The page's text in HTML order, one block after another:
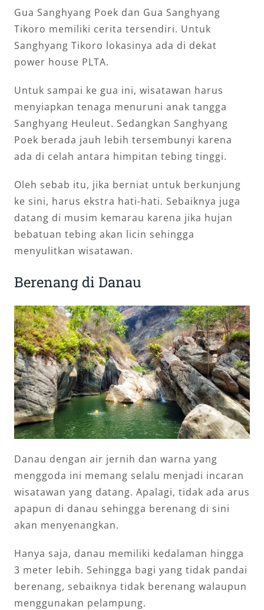
Gua Sanghyang Poek dan Gua Sanghyang
Tikoro memiliki cerita tersendiri. Untuk
Sanghyang Tikoro lokasinya ada di dekat
power house PLTA.
Untuk sampai ke gua ini, wisatawan harus
menyiapkan tenaga menuruni anak tangga
Sanghyang Heuleut. Sedangkan Sanghyang
Poek berada jauh lebih tersembunyi karena
ada di celah antara himpitan tebing tinggi.
Oleh sebab itu, jika berniat untuk berkunjung
ke sini, harus ekstra hati-hati. Sebaiknya juga
datang di musim kemarau karena jika hujan
bebatuan tebing akan licin sehingga
menyulitkan wisatawan.
Berenang di Danau
Danau dengan air jernih dan warna yang
menggoda ini memang selalu menjadi incaran
wisatawan yang datang. Apalagi, tidak ada arus
apapun di danau sehingga berenang di sini
akan menyenangkan.
Hanya saja, danau memiliki kedalaman hingga
3 meter lebih. Sehingga bagi yang tidak pandai
berenang, sebaiknya tidak berenang walaupun
menggunakan pelampung.